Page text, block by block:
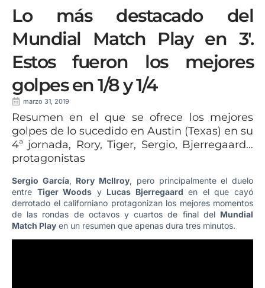
Lo más destacado del
Mundial Match Play en 3′.
Estos fueron los mejores
golpes en 1/8 y 1/4
marzo 31, 2019
Resumen en el que se ofrece los mejores
golpes de lo sucedido en Austin (Texas) en su
4ª jornada, Rory, Tiger, Sergio, Bjerregaard…
protagonistas
Sergio García, Rory McIlroy, pero principalmente el duelo
entre Tiger Woods y Lucas Bjerregaard en el que cayó
derrotado el californiano protagonizan los mejores momentos
de las rondas de octavos y cuartos de final del Mundial
Match Play en un resumen que apenas dura tres minutos.